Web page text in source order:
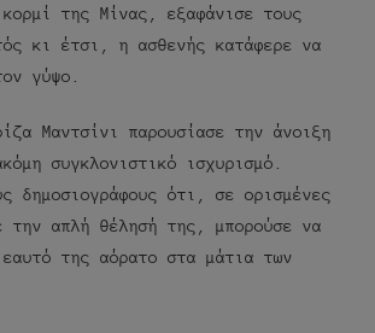
της Μίνας, εξαφάνισε τους
κι έτσι, η ασθενής κατάφερε να
γύψο.
Μαντσίνι παρουσίασε την άνοιξη
συγκλονιστικό ισχυρισμό.
δημοσιογράφους ότι, σε ορισμένες
την απλή θέλησή της, μπορούσε να
της αόρατο στα μάτια των